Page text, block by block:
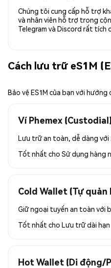
Chúng tôi cung cấp hỗ trợ
và nhân viên hỗ trợ trong
Telegram và Discord rất tích
Cách lưu trữ eS1M
Bảo vệ ES1M của bạn với hướng
Ví Phemex
Lưu trữ an toàn, dễ dàng với
Tốt nhất cho Sử dụng hàng
Cold Wallet (Tự quản
Giữ ngoại tuyến an toàn với
Tốt nhất cho Lưu trữ dài hạn
Hot Wallet (Di động/